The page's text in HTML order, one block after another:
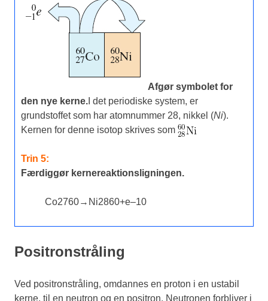
Afgør symbolet for
den nye kerne.I det periodiske system, er
grundstoffet som har atomnummer 28, nikkel (Ni).
Kernen for denne isotop skrives som
Trin 5:
Færdiggør kernereaktionsligningen.
Co2760→ Ni2860+e–10
Positronstråling
Ved positronstråling, omdannes en proton i en ustabil
kerne, til en neutron og en positron. Neutronen forbliver i